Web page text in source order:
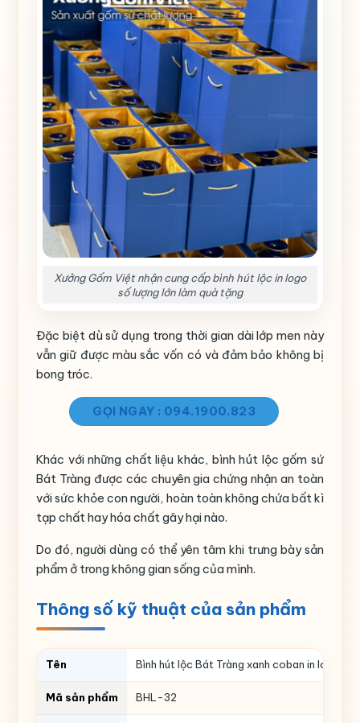
Xưởng Gốm Việt nhận cung cấp bình hút lộc in logo
số lượng lớn làm quà tặng
Đặc biệt dù sử dụng trong thời gian dài lớp men này
vẫn giữ được màu sắc vốn có và đảm bảo không bị
bong tróc.
GỌI NGAY : 094.1900.823
Khác với những chất liệu khác, bình hút lộc gốm sứ
Bát Tràng được các chuyên gia chứng nhận an toàn
với sức khỏe con người, hoàn toàn không chứa bất kì
tạp chất hay hóa chất gây hại nào.
Do đó, người dùng có thể yên tâm khi trưng bày sản
phẩm ở trong không gian sống của mình.
Thông số kỹ thuật của sản phẩm
Tên Bình hút lộc Bát Tràng xanh coban in logo
Mã sản phẩm BHL-32